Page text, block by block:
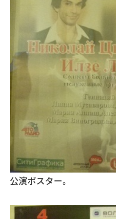
公演ポスター。